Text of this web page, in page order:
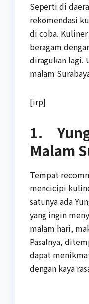
Seperti di
rekomendasi
di coba.
beragam
diragukan lagi.
malam
[irp]
1.
Malam
Tempat
mencicipi
satunya ada
yang ingin
malam hari,
Pasalnya,
dapat
dengan kaya